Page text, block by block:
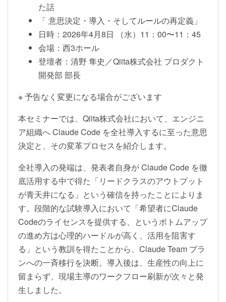
た話
「 意思決定・導入・そしてルールの再定義」
日時：2026年4月8日 （水）11：00〜11：45
会場：西3ホール
登壇者：清野 隼史／Qiita株式会社 プロダクト
開発部 部長
※ 予告なく変更になる場合がございます
本セミナーでは、Qiita株式会社において、エンジニ
ア組織へ Claude Code を全社導入するに至った意思
決定と、その変革プロセスを紹介します。
全社導入の発端は、発表者自身が Claude Code を徹
底活用する中で得た「リードクラスのアウトプット
が青天井になる」という確信を持ったことによりま
す。段階的な試験導入において「希望者にClaude
Codeのライセンスを提供する、というボトムアップ
の進め方は心理的ハードルが高く、活用を阻害す
る」という教訓を得たことから、Claude Team プラ
ンへの一斉移行を決断。導入後は、生産性の向上に
留まらず、現場主導のワークフロー刷新が次々と発
生しました。